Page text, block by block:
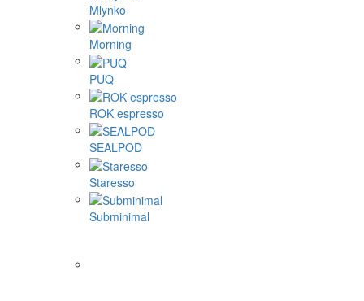
Mlynko
Morning
PUQ
ROK espresso
SEALPOD
Staresso
Subminimal